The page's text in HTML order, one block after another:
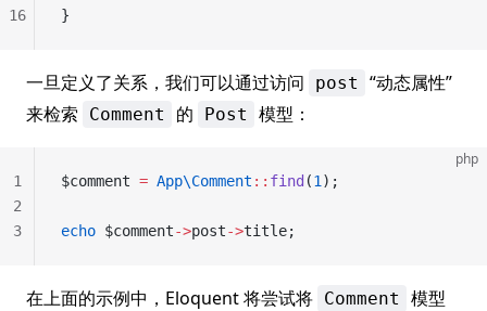
}
16
一旦定义了关系，我们可以通过访问 post
“动态属性”
来检索
Comment 的 Post 模型：
php
$comment = App\Comment :: find (1 );
echo $comment->post->title;
1
2
3
在上面的示例中，Eloquent 将尝试将 Comment
模型